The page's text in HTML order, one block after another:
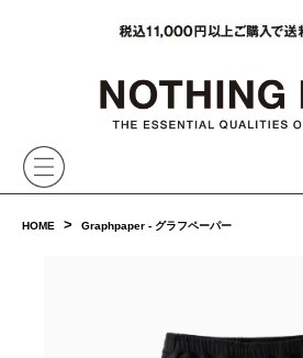
HOME > Graphpaper - グラフペーパー